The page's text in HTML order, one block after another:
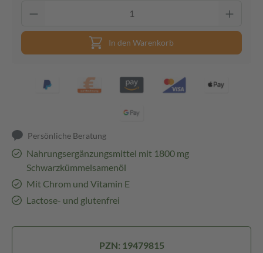
In den Warenkorb
Persönliche Beratung
Nahrungsergänzungsmittel mit 1800 mg
Schwarzkümmelsamenöl
Mit Chrom und Vitamin E
Lactose- und glutenfrei
PZN: 19479815